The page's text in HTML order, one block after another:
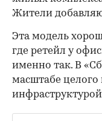
Жители
Эта модель
где ретейл у
именно так. В
масштабе